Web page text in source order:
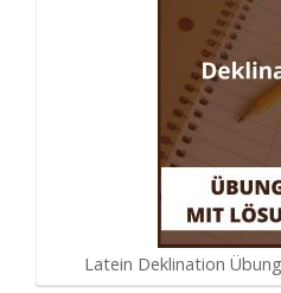
Latein Deklination